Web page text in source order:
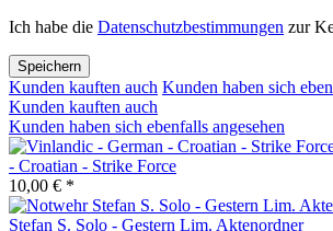
Ich habe die Datenschutzbestimmungen zur
Speichern
Kunden kauften auch Kunden haben sich
Kunden kauften auch
Kunden haben sich ebenfalls angesehen
- Croatian - Strike Force
10,00 € *
Stefan S. Solo - Gestern Lim. Aktenordner